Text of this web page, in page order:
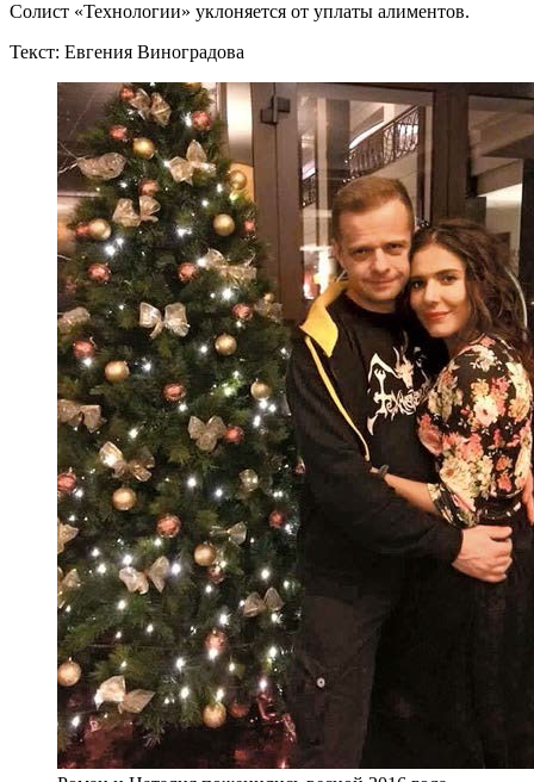
Солист «Технологии» уклоняется от уплаты алиментов.
Текст: Евгения Виноградова